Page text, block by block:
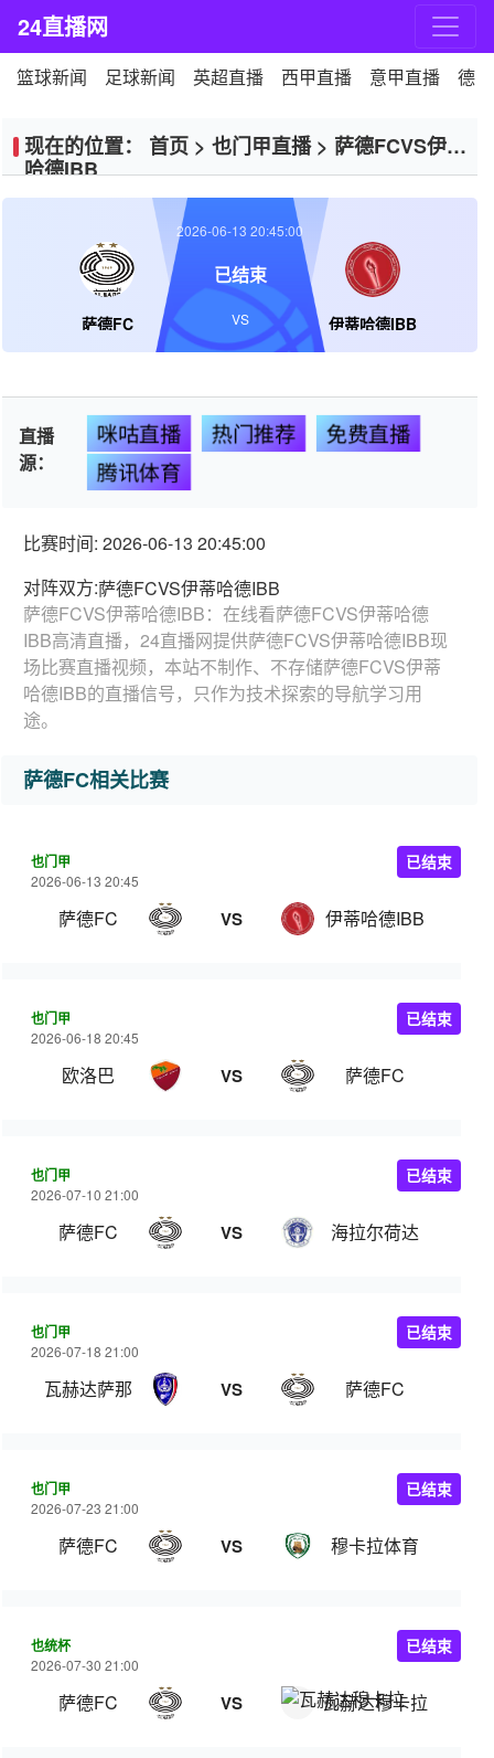
24直播网
篮球新闻 足球新闻 英超直播 西甲直播 意甲直播 德
现在的位置： 首页 > 也门甲直播> 萨德FCVS伊蒂
哈德IBB
萨德FC 伊蒂哈德IBB
2026-06-13 20:45:00
已结束
VS
直播
源：
咪咕直播 热门推荐
免费直播
腾讯体育
比赛时间: 2026-06-13 20:45:00
对阵双方:萨德FCVS伊蒂哈德IBB
萨德FCVS伊蒂哈德IBB：在线看萨德FCVS伊蒂哈德
IBB高清直播，24直播网提供萨德FCVS伊蒂哈德IBB现
场比赛直播视频，本站不制作、不存储萨德FCVS伊蒂
哈德IBB的直播信号，只作为技术探索的导航学习用
途。
萨德FC相关比赛
也门甲
2026-06-13 20:45
萨德FC VS 伊蒂哈德IBB
已结束
也门甲
2026-06-18 20:45
欧洛巴 VS 萨德FC
已结束
也门甲
2026-07-10 21:00
萨德FC VS 海拉尔荷达
已结束
也门甲
2026-07-18 21:00
瓦赫达萨那 VS 萨德FC
已结束
也门甲
2026-07-23 21:00
萨德FC VS 穆卡拉体育
已结束
也统杯
2026-07-30 21:00
萨德FC VS 瓦赫达穆卡拉
已结束